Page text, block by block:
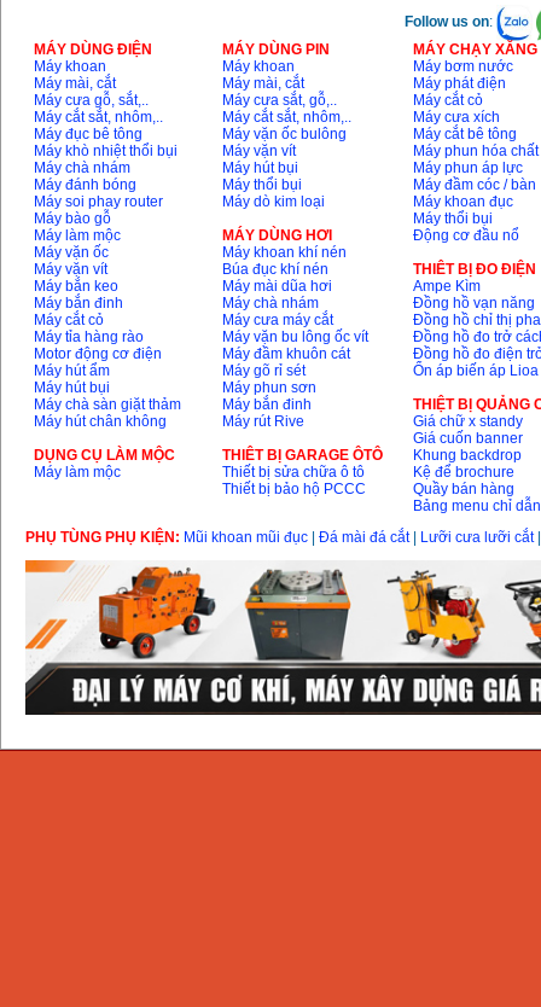
Follow us on:
MÁY DÙNG ĐIỆN
Máy khoan
Máy mài, cắt
Máy cưa gỗ, sắt,..
Máy cắt sắt, nhôm,..
Máy đục bê tông
Máy khò nhiệt thổi bụi
Máy chà nhám
Máy đánh bóng
Máy soi phay router
Máy bào gỗ
Máy làm mộc
Máy vặn ốc
Máy vặn vít
Máy bắn keo
Máy bắn đinh
Máy cắt cỏ
Máy tỉa hàng rào
Motor động cơ điện
Máy hút ẩm
Máy hút bụi
Máy chà sàn giặt thảm
Máy hút chân không
DỤNG CỤ LÀM MỘC
Máy làm mộc
MÁY DÙNG PIN
Máy khoan
Máy mài, cắt
Máy cưa sắt, gỗ,..
Máy cắt sắt, nhôm,..
Máy vặn ốc bulông
Máy vặn vít
Máy hút bụi
Máy thổi bụi
Máy dò kim loại
MÁY DÙNG HƠI
Máy khoan khí nén
Búa đục khí nén
Máy mài dũa hơi
Máy chà nhám
Máy cưa máy cắt
Máy vặn bu lông ốc vít
Máy đầm khuôn cát
Máy gõ rỉ sét
Máy phun sơn
Máy bắn đinh
Máy rút Rive
THIÊT BỊ GARAGE ÔTÔ
Thiết bị sửa chữa ô tô
Thiết bị bảo hộ PCCC
MÁY CHẠY
Máy bơm nước
Máy phát điện
Máy cắt cỏ
Máy cưa xích
Máy cắt bê tông
Máy phun hóa chất
Máy phun áp lực
Máy đầm cóc / bàn
Máy khoan đục
Máy thổi bụi
Động cơ đầu nổ
THIÊT BỊ ĐO ĐIỆN
Ampe Kìm
Đồng hồ vạn năng
Đồng hồ chỉ thị pha
Đồng hồ đo trở
Đồng hồ đo điện
Ổn áp biến áp Lioa
THIỆT BỊ QUẢNG
Giá chữ x standy
Giá cuốn banner
Khung backdrop
Kệ để brochure
Quầy bán hàng
Bảng menu chỉ dẫn
PHỤ TÙNG PHỤ KIỆN: Mũi khoan mũi đục Đá mài đá cắt| Lưỡi cưa lưỡi cắt